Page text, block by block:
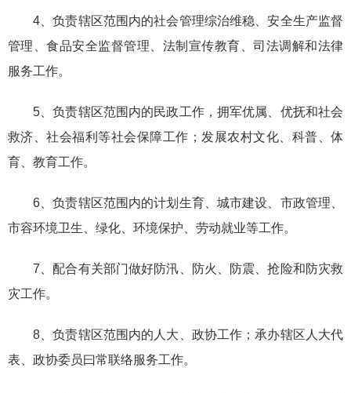
4、负责辖区范围内的社会管理综治维稳、安全生产监督
管理、食品安全监督管理、法制宣传教育、司法调解和法律
服务工作。
5、负责辖区范围内的民政工作，拥军优属、优抚和社会
救济、社会福利等社会保障工作；发展农村文化、科普、体
育、教育工作。
6、负责辖区范围内的计划生育、城市建设、市政管理、
市容环境卫生、绿化、环境保护、劳动就业等工作。
7、配合有关部门做好防汛、防火、防震、抢险和防灾救
灾工作。
8、负责辖区范围内的人大、政协工作；承办辖区人大代
表、政协委员曰常联络服务工作。